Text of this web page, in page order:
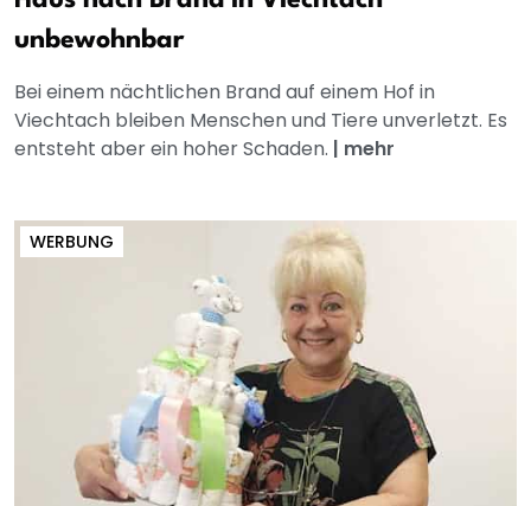
unbewohnbar
Bei einem nächtlichen Brand auf einem Hof in
Viechtach bleiben Menschen und Tiere unverletzt. Es
entsteht aber ein hoher Schaden. | mehr
WERBUNG